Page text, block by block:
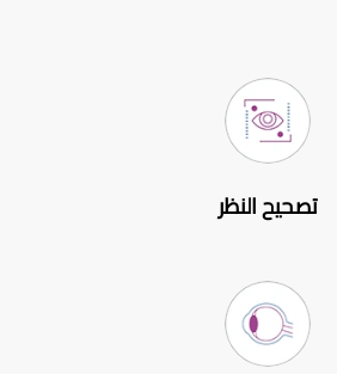
تصحيح النظر